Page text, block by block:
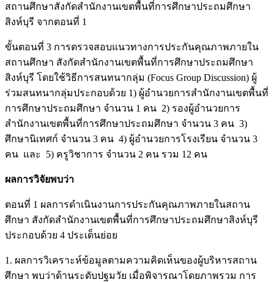
สถานศึกษาสังกัดสำนักงานเขตพื้นที่การศึกษาประถมศึกษา
สิงห์บุรี จากตอนที่ 1
ขั้นตอนที่ 3 การตรวจสอบแนวทางการประกันคุณภาพภายใน
สถานศึกษา สังกัดสำนักงานเขตพื้นที่การศึกษาประถมศึกษา
สิงห์บุรี โดยใช้วิธีการสนทนากลุ่ม (Focus Group Discussion) ผู้
ร่วมสนทนากลุ่มประกอบด้วย 1) ผู้อำนวยการสำนักงานเขตพื้นที่
การศึกษาประถมศึกษา จำนวน 1 คน 2) รองผู้อำนวยการ
สำนักงานเขตพื้นที่การศึกษาประถมศึกษา จำนวน 3 คน 3)
ศึกษานิเทศก์ จำนวน 3 คน 4) ผู้อำนวยการโรงเรียน จำนวน 3
คน และ 5) ครูวิชาการ จำนวน 2 คน รวม 12 คน
ผลการวิจัยพบว่า
ตอนที่ 1 ผลการดำเนินงานการประกันคุณภาพภายในสถาน
ศึกษา สังกัดสำนักงานเขตพื้นที่การศึกษาประถมศึกษาสิงห์บุรี
ประกอบด้วย 4 ประเด็นย่อย
1. ผลการวิเคราะห์ข้อมูลตามความคิดเห็นของผู้บริหารสถาน
ศึกษา พบว่าด้านระดับปฐมวัย เมื่อพิจารณาโดยภาพรวม การ